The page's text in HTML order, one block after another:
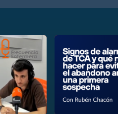
Añadir a